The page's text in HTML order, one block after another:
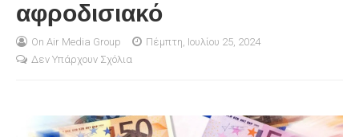
NEW
αφροδισιακό
On Air Media Group
Πέμπτη, Ιουλίου 25, 2024
Δεν Υπάρχουν Σχόλια